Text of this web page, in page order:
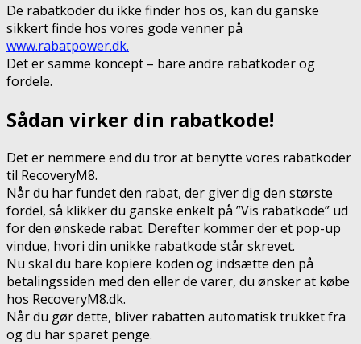
De rabatkoder du ikke finder hos os, kan du ganske
sikkert finde hos vores gode venner på
www.rabatpower.dk.
Det er samme koncept – bare andre rabatkoder og
fordele.
Sådan virker din rabatkode!
Det er nemmere end du tror at benytte vores rabatkoder
til RecoveryM8.
Når du har fundet den rabat, der giver dig den største
fordel, så klikker du ganske enkelt på ”Vis rabatkode” ud
for den ønskede rabat. Derefter kommer der et pop-up
vindue, hvori din unikke rabatkode står skrevet.
Nu skal du bare kopiere koden og indsætte den på
betalingssiden med den eller de varer, du ønsker at købe
hos RecoveryM8.dk.
Når du gør dette, bliver rabatten automatisk trukket fra
og du har sparet penge.